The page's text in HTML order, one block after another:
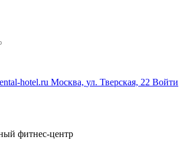
hotel.ru Москва, ул. Тверская, 22 Войти
фитнес-центр